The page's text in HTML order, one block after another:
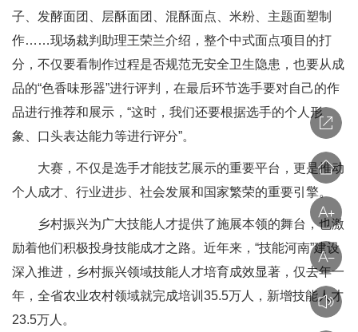
子、发酵面团、层酥面团、混酥面点、米粉、主题面塑制
作……现场裁判助理王荣兰介绍，整个中式面点项目的打
分，不仅要看制作过程是否规范无安全卫生隐患，也要从成
品的“色香味形器”进行评判，在最后环节选手要对自己的作
品进行推荐和展示，“这时，我们还要根据选手的个人形
象、口头表达能力等进行评分”。
大赛，不仅是选手才能技艺展示的重要平台，更是推动
个人成才、行业进步、社会发展和国家繁荣的重要引擎。
乡村振兴为广大技能人才提供了施展本领的舞台，也激
励着他们积极投身技能成才之路。近年来，“技能河南”建设
深入推进，乡村振兴领域技能人才培育成效显著，仅去年一
年，全省农业农村领域就完成培训35.5万人，新增技能人才
23.5万人。